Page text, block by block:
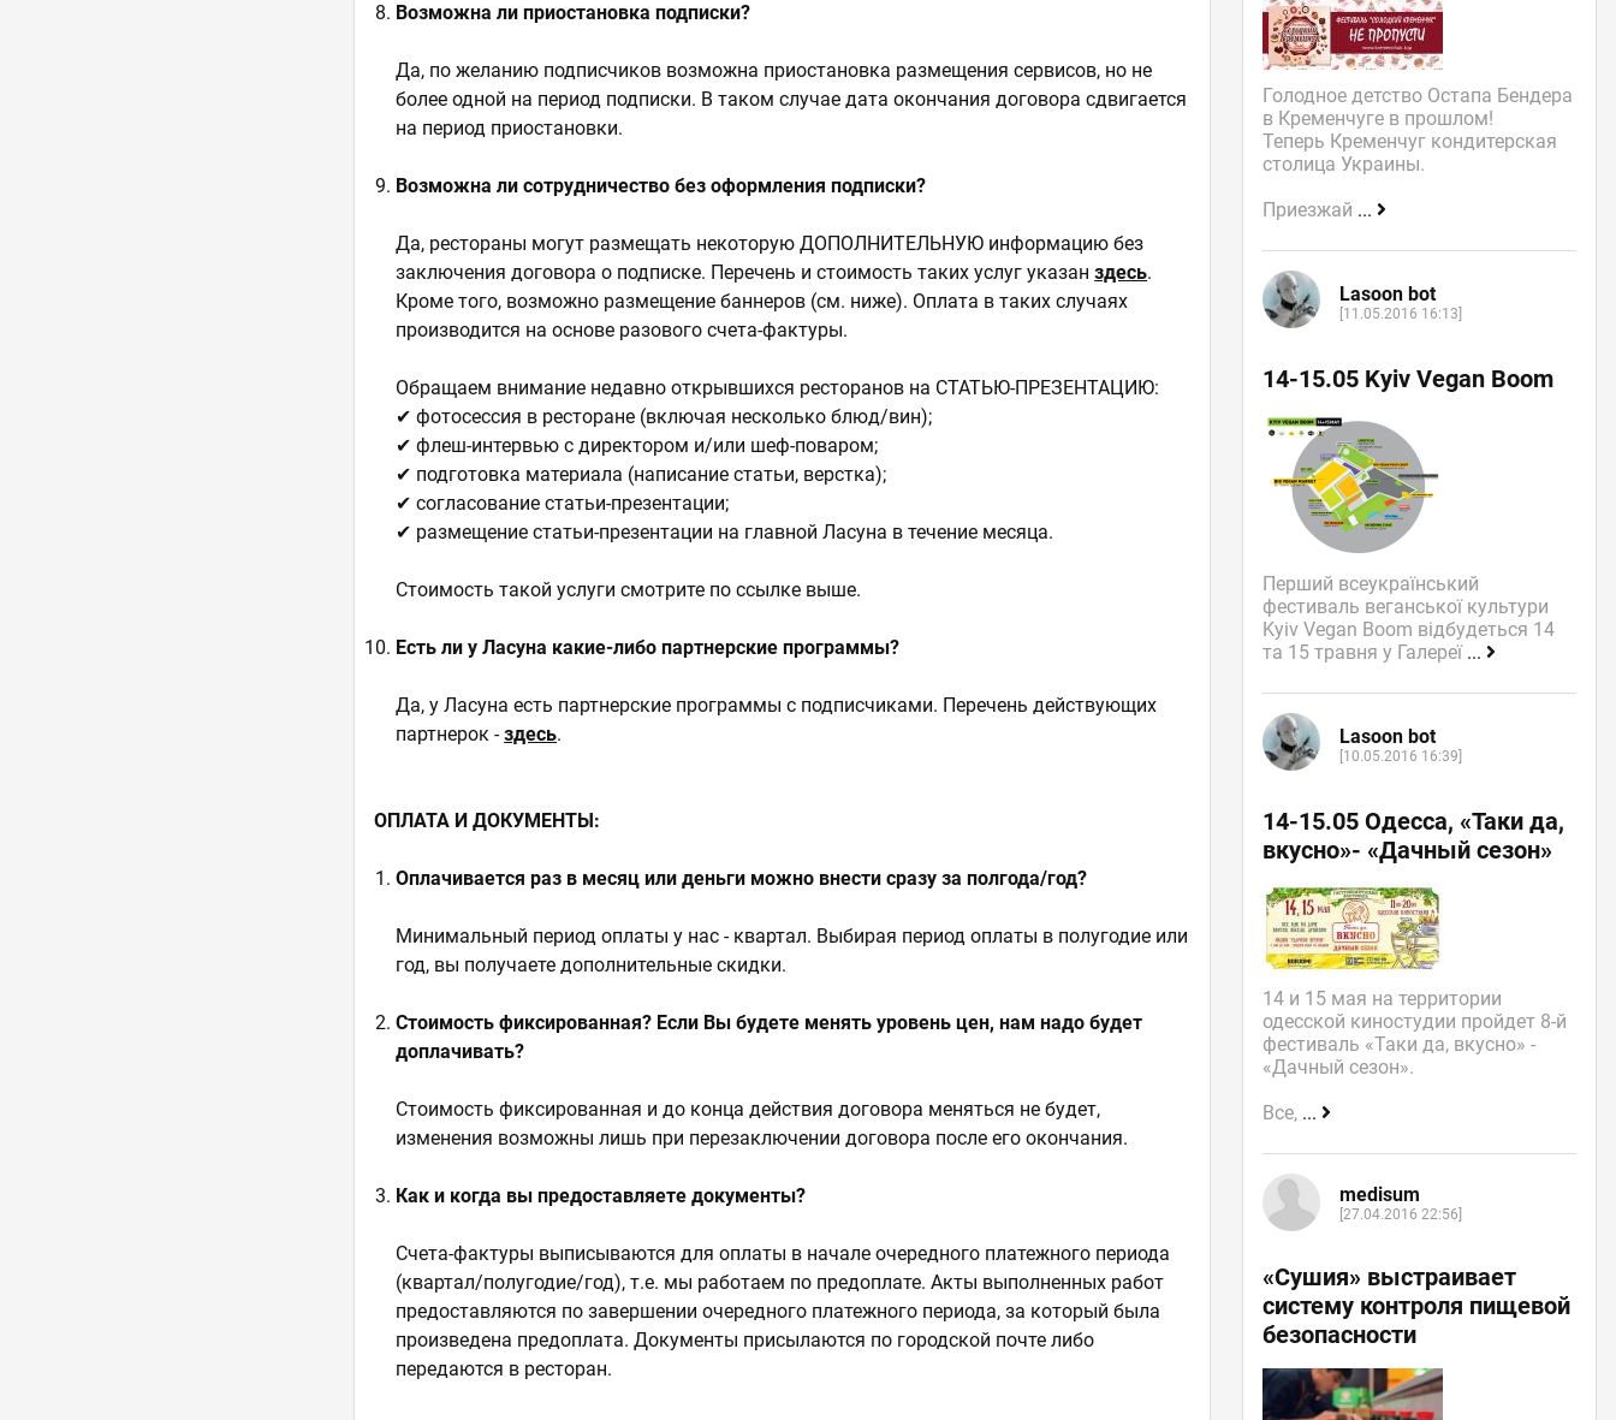
Возможна ли приостановка подписки?
Да, по желанию подписчиков возможна приостановка размещения сервисов, но не
более одной на период подписки. В таком случае дата окончания договора сдвигается
на период приостановки.
Возможна ли сотрудничество без оформления подписки?
Да, рестораны могут размещать некоторую ДОПОЛНИТЕЛЬНУЮ информацию без
заключения договора о подписке. Перечень и стоимость таких услуг указанздесь.
Кроме того, возможно размещение баннеров (см. ниже). Оплата в таких случаях
производится на основе разового счета-фактуры.
Обращаем внимание недавно открывшихся ресторанов на СТАТЬЮ-ПРЕЗЕНТАЦИЮ:
✔ фотосессия в ресторане (включая несколько блюд/вин);
✔ флеш-интервью с директором и/или шеф-поваром;
✔ подготовка материала (написание статьи, верстка);
✔ согласование статьи-презентации;
✔ размещение статьи-презентации на главной Ласуна в течение месяца.
Стоимость такой услуги смотрите по ссылке выше.
Есть ли у Ласуна какие-либо партнерские программы?
Да, у Ласуна есть партнерские программы с подписчиками. Перечень действующих
партнерок -здесь.
ОПЛАТА И ДОКУМЕНТЫ:
Оплачивается раз в месяц или деньги можно внести сразу за полгода/год?
Минимальный период оплаты у нас - квартал. Выбирая период оплаты в полугодие или
год, вы получаете дополнительные скидки.
Стоимость фиксированная? Если Вы будете менять уровень цен, нам надо будет
доплачивать?
Стоимость фиксированная и до конца действия договора меняться не будет,
изменения возможны лишь при перезаключении договора после его окончания.
Как и когда вы предоставляете документы?
Счета-фактуры выписываются для оплаты в начале очередного платежного периода
(квартал/полугодие/год), т.е. мы работаем по предоплате. Акты выполненных работ
предоставляются по завершении очередного платежного периода, за который была
произведена предоплата. Документы присылаются по городской почте либо
передаются в ресторан.
Голодное детство Остапа Бендера
в Кременчуге в прошлом!
Теперь Кременчуг кондитерская
столица Украины.
Приезжай ...
Lasoon bot
[11.05.2016 16:13]
14-15.05 Kyiv Vegan Boom
Перший всеукраїнський
фестиваль веганської культури
Kyiv Vegan Boom відбудеться 14
та 15 травня у Галереї ...
Lasoon bot
[10.05.2016 16:39]
14-15.05 Одесса, «Таки да,
вкусно»- «Дачный сезон»
14 и 15 мая на территории
одесской киностудии пройдет 8-й
фестиваль «Таки да, вкусно» -
«Дачный сезон».
Все, ...
medisum
[27.04.2016 22:56]
«Сушия» выстраивает
систему контроля пищевой
безопасности